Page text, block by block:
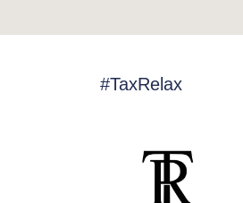
#TaxRelax